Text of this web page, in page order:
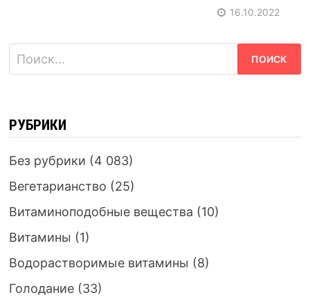
16.10.2022
Найти:
РУБРИКИ
Без рубрики (4 083)
Вегетарианство (25)
Витаминоподобные вещества (10)
Витамины (1)
Водорастворимые витамины (8)
Голодание(33)